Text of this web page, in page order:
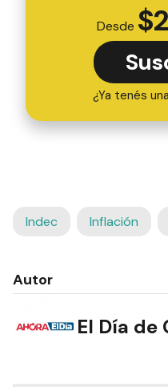
Desde $
¿Ya tenés
Indec Inflación
Autor
El Día de